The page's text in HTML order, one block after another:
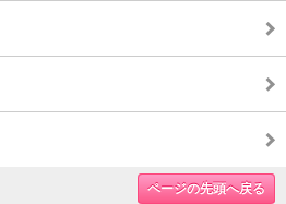
ページの先頭へ戻る